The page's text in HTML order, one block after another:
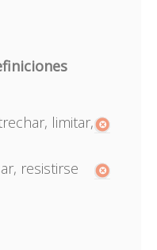
limitar,
resistirse